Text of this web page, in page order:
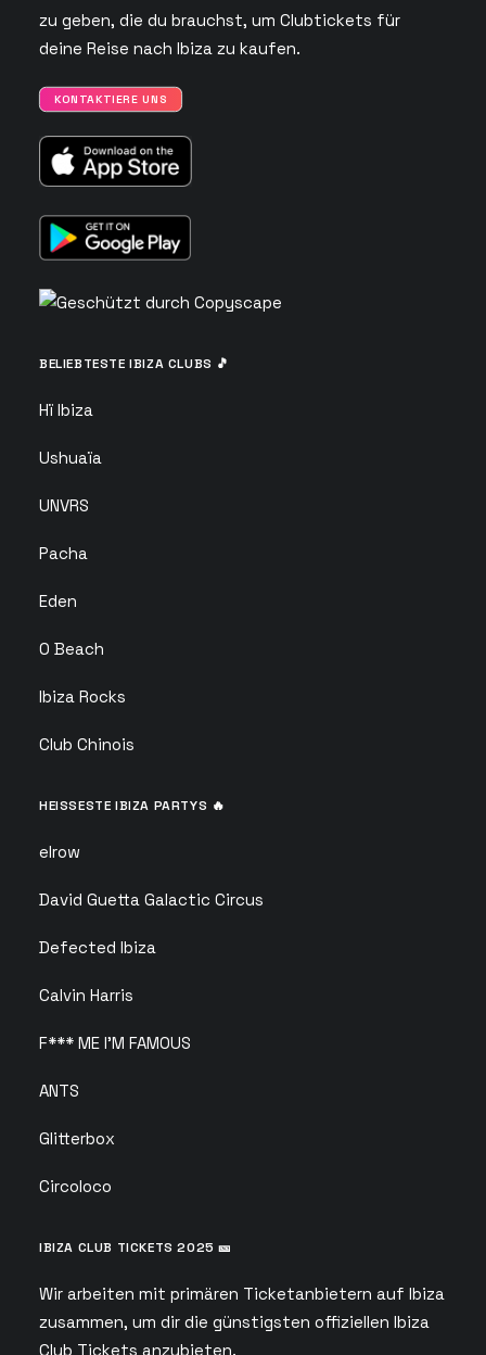
zu geben, die du brauchst, um Clubtickets für
deine Reise nach Ibiza zu kaufen.
KONTAKTIERE UNS
BELIEBTESTE IBIZA CLUBS 🎵
Hï Ibiza
Ushuaïa
UNVRS
Pacha
Eden
O Beach
Ibiza Rocks
Club Chinois
HEISSESTE IBIZA PARTYS 🔥
elrow
David Guetta Galactic Circus
Defected Ibiza
Calvin Harris
F*** ME I’M FAMOUS
ANTS
Glitterbox
Circoloco
IBIZA CLUB TICKETS 2025 🎫
Wir arbeiten mit primären Ticketanbietern auf Ibiza
zusammen, um dir die günstigsten offiziellen Ibiza
Club Tickets anzubieten.